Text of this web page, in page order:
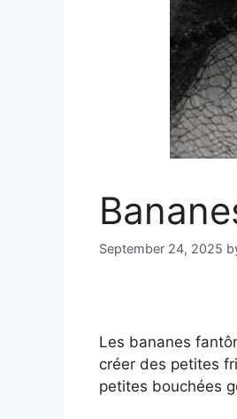
September 24, 2025
Les bananes
créer des petites
petites bouchées